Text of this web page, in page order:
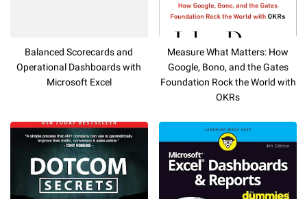
Balanced Scorecards and
Operational Dashboards with
Microsoft Excel
Measure What Matters: How
Google, Bono, and the Gates
Foundation Rock the World with
OKRs